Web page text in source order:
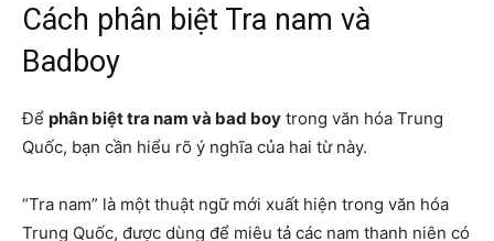
Cách phân biệt Tra nam và
Badboy
Để phân biệt tra nam và bad boy trong văn hóa Trung
Quốc, bạn cần hiểu rõ ý nghĩa của hai từ này.
“Tra nam” là một thuật ngữ mới xuất hiện trong văn hóa
Trung Quốc, được dùng để miêu tả các nam thanh niên có